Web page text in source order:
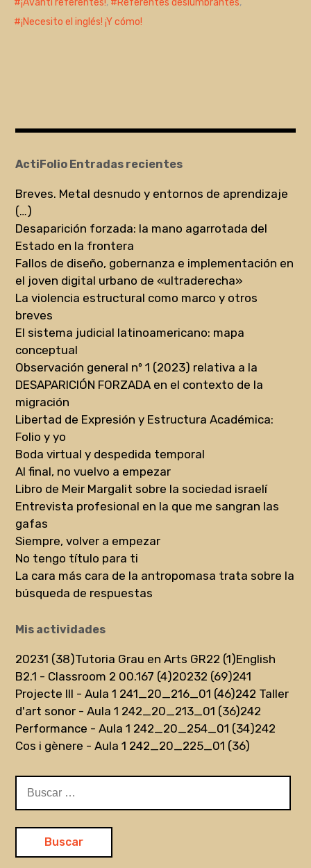
¡Avanti referentes!, Referentes deslumbrantes,
¡Necesito el inglés! ¡Y cómo!
ActiFolio Entradas recientes
Breves. Metal desnudo y entornos de aprendizaje
(…)
Desaparición forzada: la mano agarrotada del
Estado en la frontera
Fallos de diseño, gobernanza e implementación en
el joven digital urbano de «ultraderecha»
La violencia estructural como marco y otros
breves
El sistema judicial latinoamericano: mapa
conceptual
Observación general nº 1 (2023) relativa a la
DESAPARICIÓN FORZADA en el contexto de la
migración
Libertad de Expresión y Estructura Académica:
Folio y yo
Boda virtual y despedida temporal
Al final, no vuelvo a empezar
Libro de Meir Margalit sobre la sociedad israelí
Entrevista profesional en la que me sangran las
gafas
Siempre, volver a empezar
No tengo título para ti
La cara más cara de la antropomasa trata sobre la
búsqueda de respuestas
Mis actividades
20231 (38)Tutoria Grau en Arts GR22 (1)English
B2.1 - Classroom 2 00.167 (4)20232 (69)241
Projecte III - Aula 1 241_20_216_01 (46)242 Taller
d'art sonor - Aula 1 242_20_213_01 (36)242
Performance - Aula 1 242_20_254_01 (34)242
Cos i gènere - Aula 1 242_20_225_01 (36)